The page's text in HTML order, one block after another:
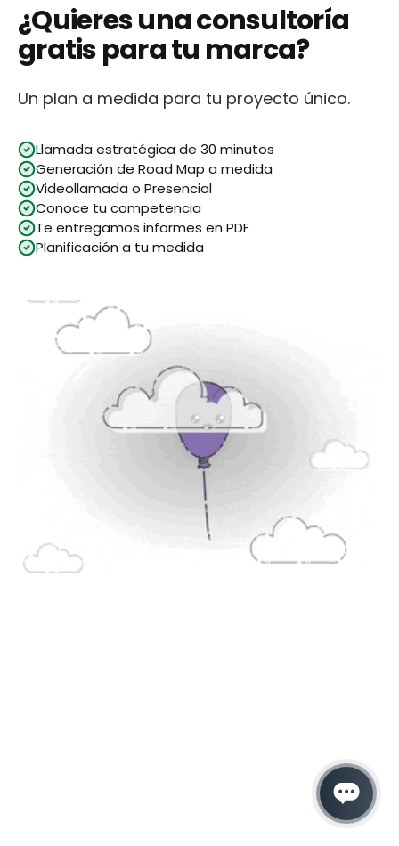
¿Quieres una consultoría
gratis para tu marca?
Un plan a medida para tu proyecto único.
Llamada estratégica de 30 minutos
Generación de Road Map a medida
Videollamada o Presencial
Conoce tu competencia
Te entregamos informes en PDF
Planificación a tu medida